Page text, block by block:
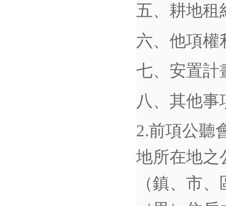
五、耕地租
六、他項權
七、安置計
八、其他事
2.前項公聽
地所在地之
（鎮、市